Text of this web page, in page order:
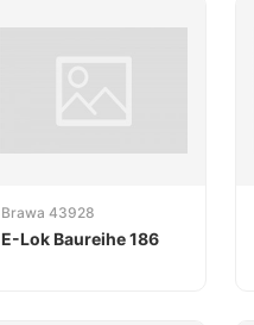
Brawa 43928
E-Lok Baureihe 186